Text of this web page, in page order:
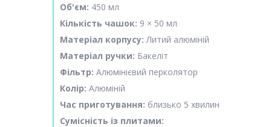
Об'єм: 450 мл
Кількість чашок: 9 × 50 мл
Матеріал корпусу: Литий алюміній
Матеріал ручки: Бакеліт
Фільтр: Алюмінієвий перколятор
Колір: Алюміній
Час приготування: близько 5 хвилин
Сумісність із плитами: